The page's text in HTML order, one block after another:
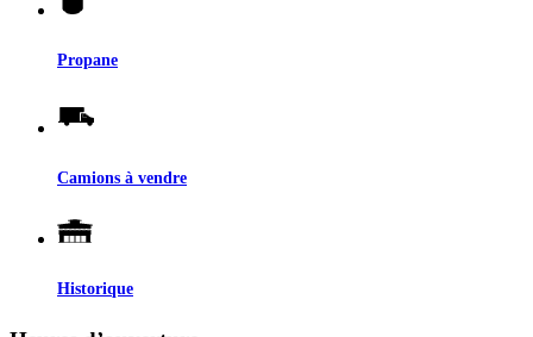
Propane
Camions à vendre
Historique